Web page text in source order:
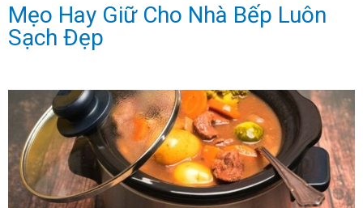
Mẹo Hay Giữ Cho Nhà Bếp Luôn
Sạch Đẹp